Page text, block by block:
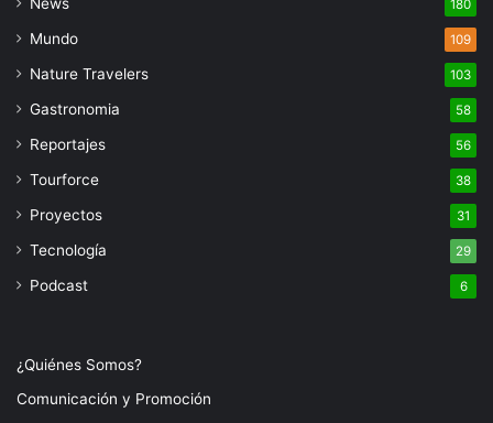
180
Mundo 109
Nature Travelers 103
Gastronomia 58
Reportajes 56
Tourforce 38
Proyectos 31
Tecnología 29
Podcast 6
¿Quiénes Somos?
Comunicación y Promoción